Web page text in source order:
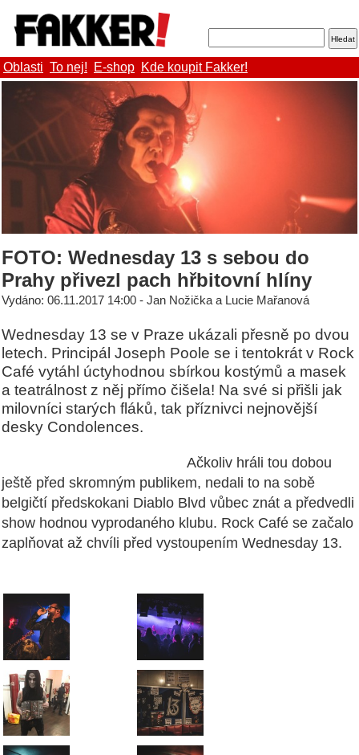
Oblasti To nej! E-shop Kde koupit Fakker!
FOTO: Wednesday 13 s sebou do
Prahy přivezl pach hřbitovní hlíny
Vydáno: 06.11.2017 14:00 - Jan Nožička a Lucie Mařanová
Wednesday 13 se v Praze ukázali přesně po dvou
letech. Principál Joseph Poole se i tentokrát v Rock
Café vytáhl úctyhodnou sbírkou kostýmů a masek
a teatrálnost z něj přímo čišela! Na své si přišli jak
milovníci starých fláků, tak příznivci nejnovější
desky Condolences.
Ačkoliv hráli tou dobou
ještě před skromným publikem, nedali to na sobě
belgičtí předskokani Diablo Blvd vůbec znát a předvedli
show hodnou vyprodaného klubu. Rock Café se začalo
zaplňovat až chvíli před vystoupením Wednesday 13.